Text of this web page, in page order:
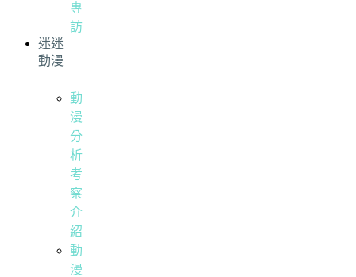
專
訪
迷迷
動漫
動
漫
分
析
考
察
介
紹
動
漫